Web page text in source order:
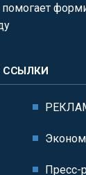
ССЫЛКИ
Пресс-